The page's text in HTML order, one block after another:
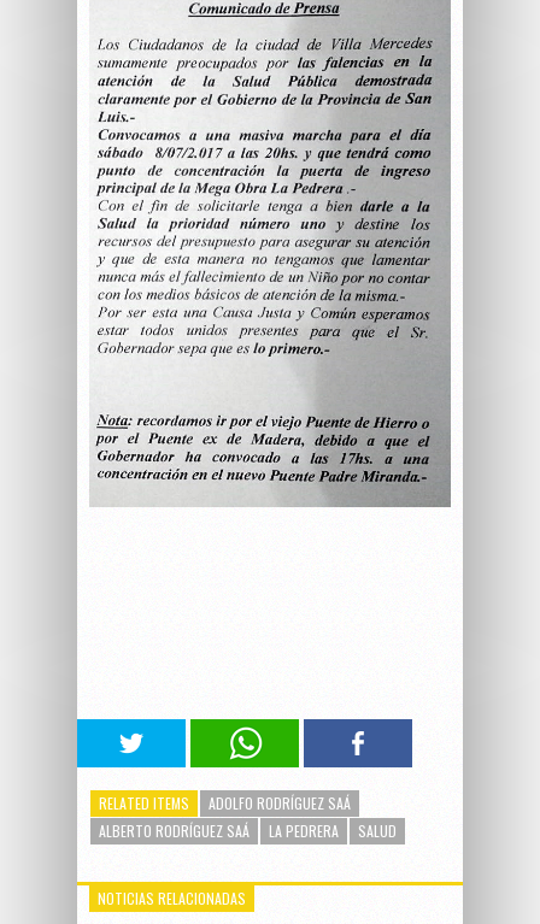
RELATED ITEMS
ADOLFO RODRÍGUEZ SAÁ
ALBERTO RODRÍGUEZ SAÁ
LA PEDRERA SALUD
NOTICIAS RELACIONADAS